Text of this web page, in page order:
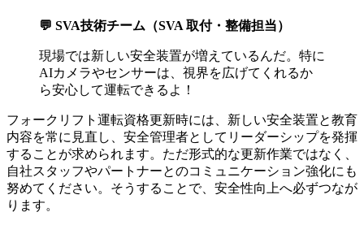
💬 SVA技術チーム（SVA 取付・整備担当）
現場では新しい安全装置が増えているんだ。特に
AIカメラやセンサーは、視界を広げてくれるか
ら安心して運転できるよ！
フォークリフト運転資格更新時には、新しい安全装置と教育
内容を常に見直し、安全管理者としてリーダーシップを発揮
することが求められます。ただ形式的な更新作業ではなく、
自社スタッフやパートナーとのコミュニケーション強化にも
努めてください。そうすることで、安全性向上へ必ずつなが
ります。